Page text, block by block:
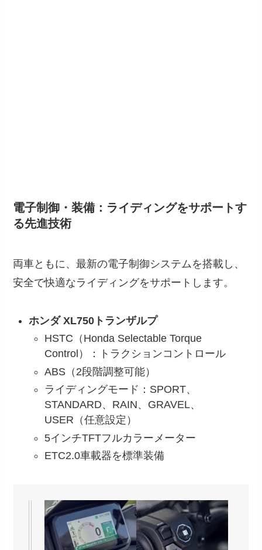
電子制御・装備：ライディングをサポートす
る先進技術
両車ともに、最新の電子制御システムを搭載し、
安全で快適なライディングをサポートします。
ホンダ XL750トランザルプ
HSTC（Honda Selectable Torque
Control）：トラクションコントロール
ABS（2段階調整可能）
ライディングモード：SPORT、
STANDARD、RAIN、GRAVEL、
USER（任意設定）
5インチTFTフルカラーメーター
ETC2.0車載器を標準装備